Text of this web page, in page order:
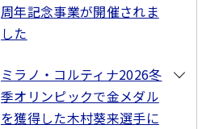
周年記念事業が開催されま
した
ミラノ・コルティナ2026冬
季オリンピックで金メダル
を獲得した木村葵来選手に